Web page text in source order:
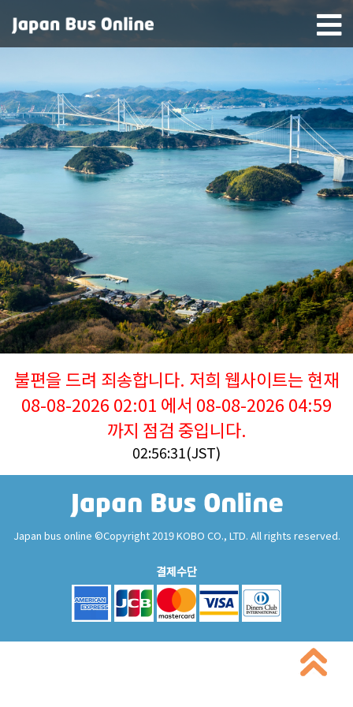
불편을 드려 죄송합니다. 저희 웹사이트는 현재
08-08-2026 02:01 에서 08-08-2026 04:59
까지 점검 중입니다.
02:56:31(JST)
Japan bus online ©Copyright 2019 KOBO CO., LTD. All rights reserved.
결제수단